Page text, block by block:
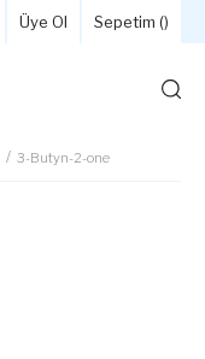
Üye Ol Sepetim ()
3-Butyn-2-one